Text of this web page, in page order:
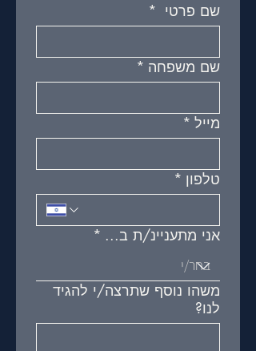
שם פרטי *
שם משפחה *
מייל *
טלפון *
אני מתעניינ/ת ב... *
משהו נוסף שתרצה/י להגיד
לנו?